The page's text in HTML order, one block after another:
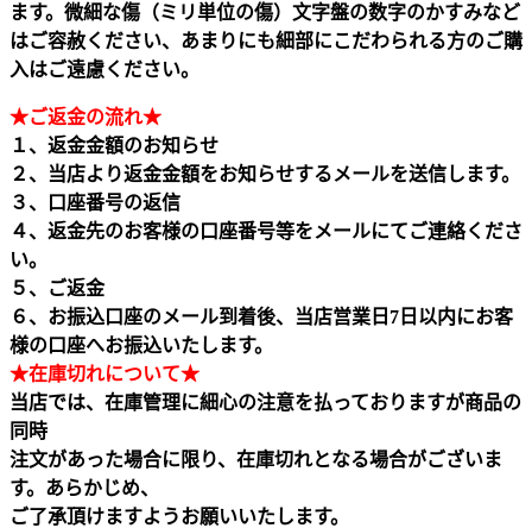
ます。微細な傷（ミリ単位の傷）文字盤の数字のかすみなど
はご容赦ください、あまりにも細部にこだわられる方のご購
入はご遠慮ください。
★ご返金の流れ★
１、返金金額のお知らせ
２、当店より返金金額をお知らせするメールを送信します。
３、口座番号の返信
４、返金先のお客様の口座番号等をメールにてご連絡くださ
い。
５、ご返金
６、お振込口座のメール到着後、当店営業日7日以内にお客
様の口座へお振込いたします。
★在庫切れについて★
当店では、在庫管理に細心の注意を払っておりますが商品の
同時
注文があった場合に限り、在庫切れとなる場合がございま
す。あらかじめ、
ご了承頂けますようお願いいたします。